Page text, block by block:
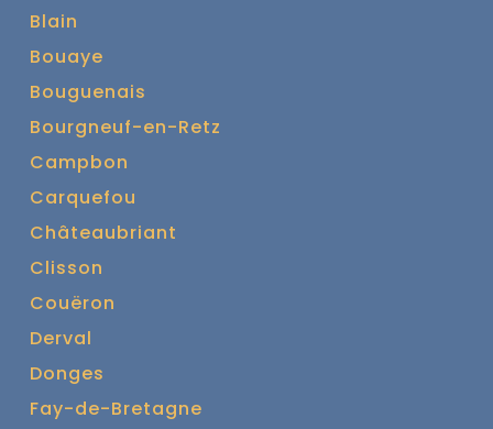
Blain
Bouaye
Bouguenais
Bourgneuf-en-Retz
Campbon
Carquefou
Châteaubriant
Clisson
Couëron
Derval
Donges
Fay-de-Bretagne